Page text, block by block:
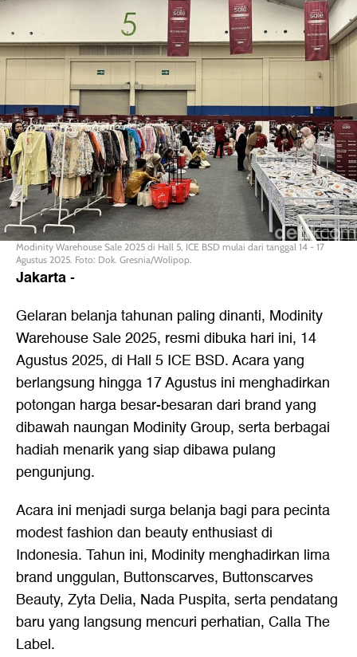
Modinity Warehouse Sale 2025 di Hall 5, ICE BSD mulai dari tanggal 14 - 17
Agustus 2025. Foto: Dok. Gresnia/Wolipop.
Jakarta-
Gelaran belanja tahunan paling dinanti, Modinity
Warehouse Sale 2025, resmi dibuka hari ini, 14
Agustus 2025, di Hall 5 ICE BSD. Acara yang
berlangsung hingga 17 Agustus ini menghadirkan
potongan harga besar-besaran dari brand yang
dibawah naungan Modinity Group, serta berbagai
hadiah menarik yang siap dibawa pulang
pengunjung.
Acara ini menjadi surga belanja bagi para pecinta
modest fashion dan beauty enthusiast di
Indonesia. Tahun ini, Modinity menghadirkan lima
brand unggulan, Buttonscarves, Buttonscarves
Beauty, Zyta Delia, Nada Puspita, serta pendatang
baru yang langsung mencuri perhatian, Calla The
Label.